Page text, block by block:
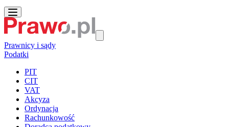
Prawnicy i sądy
Podatki
PIT
CIT
VAT
Akcyza
Ordynacja
Rachunkowość